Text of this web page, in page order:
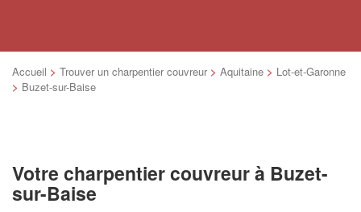
Accueil > Trouver un charpentier couvreur > Aquitaine > Lot-et-Garonne
> Buzet-sur-Baise
Votre charpentier couvreur à Buzet-
sur-Baise